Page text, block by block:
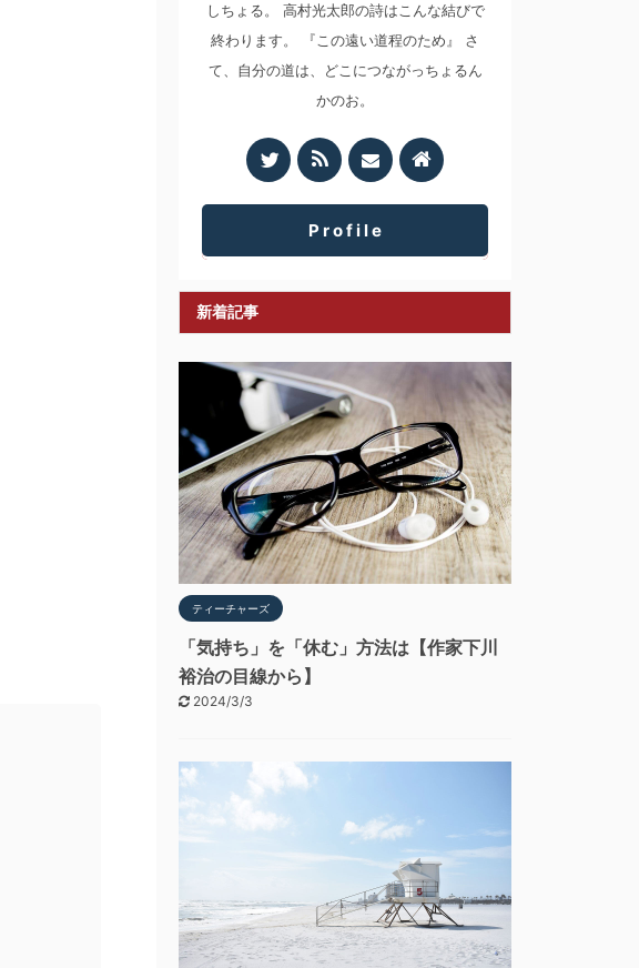
しちょる。 高村光太郎の詩はこんな結びで
終わります。 『この遠い道程のため』 さ
て、自分の道は、どこにつながっちょるん
かのお。
P r o f i l e
新着記事
ティーチャーズ
「気持ち」を「休む」方法は【作家下川
裕治の目線から】
2024/3/3